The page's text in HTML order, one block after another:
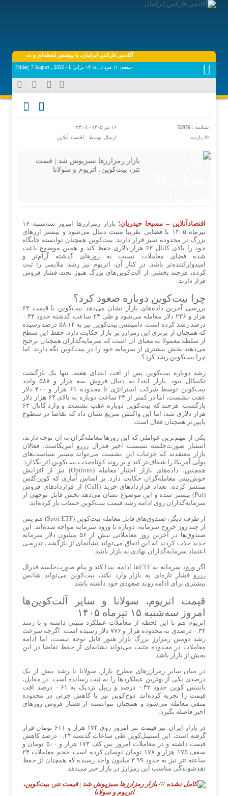
آکادمی فارکس ایرانیان، با پوشش لحظه‌ای و به‌روز اخبار روز
جمعه, ۱۶ مرداد , ۱۴۰۵ برابر با - Friday, 7 August , 2026
شناسه : 53976
۱۶ تیر ۱۴۰۵ - ۲۳:۰۸
29 بازدید
ارسال توسط : اقتصاد آنلاین
بازار رمزارزها سبزپوش شد | قیمت
تتر، بیت‌کوین، اتریوم و سولانا
اقتصادآنلاین – مسیحا حیدریان؛
بازار رمزارزها امروز سه‌شنبه ۱۶
تیرماه ۱۴۰۵ با فضایی تقریبا مثبت دنبال می‌شود و بیشتر ارزهای
بزرگ در محدوده سبز قرار دارند. بیت‌کوین همچنان توانسته جایگاه
خود را بالای کانال ۶۳ هزار دلاری حفظ کند و همین موضوع باعث
شده فضای معاملات نسبت به روز‌های گذشته آرام‌تر و
امیدوارکننده‌تر باشد. در کنار آن، اتریوم نیز رشد ملایمی را ثبت
کرده، هرچند بخشی از آلت‌کوین‌های بزرگ هنوز تحت فشار فروش
قرار دارند.
چرا بیت‌کوین دوباره صعود کرد؟
بررسی آخرین داده‌های بازار نشان می‌دهد بیت‌کوین با قیمت ۶۳
هزار و ۲۳۶ دلار معامله می‌شود و طی ۲۴ ساعت گذشته حدود ۰.۴۴
درصد رشد کرده است. دامیننس بیت‌کوین نیز به ۵۸.۱۲ درصد رسیده
که همچنان از برتری این رمزارز بر بازار حکایت دارد. حفظ این سطح
از سلطه معمولا به معنای آن است که سرمایه‌گذاران همچنان ترجیح
می‌دهند بخش بیشتری از سرمایه خود را در بیت‌کوین نگه دارند. اما
چرا بیت‌کوین رشد کرد؟
رشد دوباره بیت‌کوین پس از افت ابتدای هفته، تنها یک بازگشت
تکنیکال نبود. بازار ابتدا به دنبال فروش سه هزار و ۵۸۸ واحد
بیت‌کوین توسط شرکت استراتژی تا محدوده ۶۱ هزار و ۴۰۰ دلار
عقب نشست، اما در کمتر از ۲۴ ساعت دوباره به بالای ۶۴ هزار دلار
بازگشت. هرچند که بیت‌کوین دوباره عقب نشست و وارد کانال ۶۳
هزار دلاری شد، اما این واکنش سریع نشان داد که تقاضا در سطوح
پایین‌تر همچنان فعال است.
یکی از مهم‌ترین عواملی که این روزها معامله‌گران به آن توجه دارند،
انتشار صورت‌جلسه نشست اخیر فدرال رزرو آمریکاست. فعالان
بازار معتقدند که جزئیات این نشست می‌تواند مسیر سیاست‌های
پولی آمریکا را شفاف‌تر کند و بر روند کوتاه‌مدت بیت‌کوین اثر بگذارد.
همچنین، داده‌های بازار اختیار معامله (Options) نیز از افزایش
خوش‌بینی معامله‌گران حکایت دارد. بر اساس آماری که کوین‌گلس
منتشر کرده، تعداد قراردادهای خرید (Call) از قراردادهای فروش
(Put) بیشتر شده و این موضوع نشان می‌دهد بخش قابل توجهی از
سرمایه‌گذاران روی ادامه رشد قیمت بیت‌کوین حساب باز کرده‌اند.
از طرف دیگر، صندوق‌های قابل معامله بیت‌کوین (Spot ETF) هم پس
از چند روز خروج سرمایه، دوباره با ورود سرمایه مواجه شده‌اند. این
صندوق‌ها در آخرین روز معاملاتی بیش از ۵۶ میلیون دلار سرمایه
جدید جذب کردند که این اتفاق می‌تواند نشانه‌ای از بازگشت تدریجی
اعتماد سرمایه‌گذاران نهادی به بازار باشد.
اگر ورود سرمایه به ETFها ادامه پیدا کند و پیام صورت‌جلسه فدرال
رزرو فشار تازه‌ای به بازار وارد نکند، بیت‌کوین می‌تواند شانس
بیشتری برای ادامه روند صعودی خود داشته باشد.
قیمت اتریوم، سولانا و سایر آلت‌کوین‌ها
امروز سه‌شنبه ۱۵ تیرماه ۱۴۰۵
اتریوم هم تا این لحظه از معاملات عملکرد مثبتی داشته و با رشد
۰.۳۴ درصدی به محدوده هزار و ۷۷۶ دلار رسیده است. اگرچه سرعت
رشد دومین رمزارز بزرگ بازار هنوز قابل توجه نیست، اما ادامه
معاملات در محدوده مثبت می‌تواند نشانه‌ای از حفظ تقاضا در این
بخش از بازار باشد.
در میان سایر رمزارزهای مطرح بازار، سولانا با رشد بیش از یک
درصدی یکی از بهترین عملکردها را به ثبت رسانده است. در مقابل،
بایننس کوین حدود ۰.۴۲ درصد و ریپل نزدیک به ۰.۶۱ درصد افت
قیمت را تجربه کرده‌اند. دوج‌کوین نیز با کاهش جزئی در محدوده
منفی معامله می‌شود و همچنان نتوانسته از فشار فروش روزهای
اخیر فاصله بگیرد.
در بازار ایران نیز قیمت تتر امروز روی ۱۷۴ هزار و ۶۱۱ تومان قرار
گرفته است. این استیبل‌کوین طی ساعات گذشته ۰.۲۴ درصد کاهش
قیمت داشته و در معاملات امروز بین کف ۱۷۳ هزار و ۵۰۰ تومان و
سقف ۱۷۵ هزار و ۱۷۸ تومان نوسان کرده است. حجم معاملات ۲۴
ساعته تتر نیز به حدود ۳.۹۹ میلیون واحد رسیده که همچنان از حفظ
نقدشوندگی مناسب این رمزارز در بازار خبر می‌دهد.